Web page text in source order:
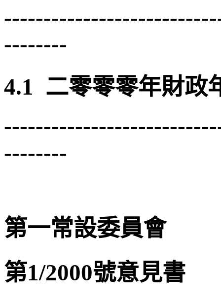
--------
4.1 二零零零年財政
--------
第一常設委員會
第1/2000號意見書